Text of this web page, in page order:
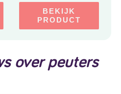
Speelgoed
BEKIJK
PRODUCT
over peuters